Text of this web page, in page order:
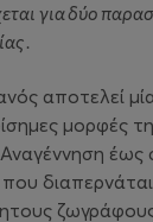
για δύο
.
αποτελεί
μορφές
έως